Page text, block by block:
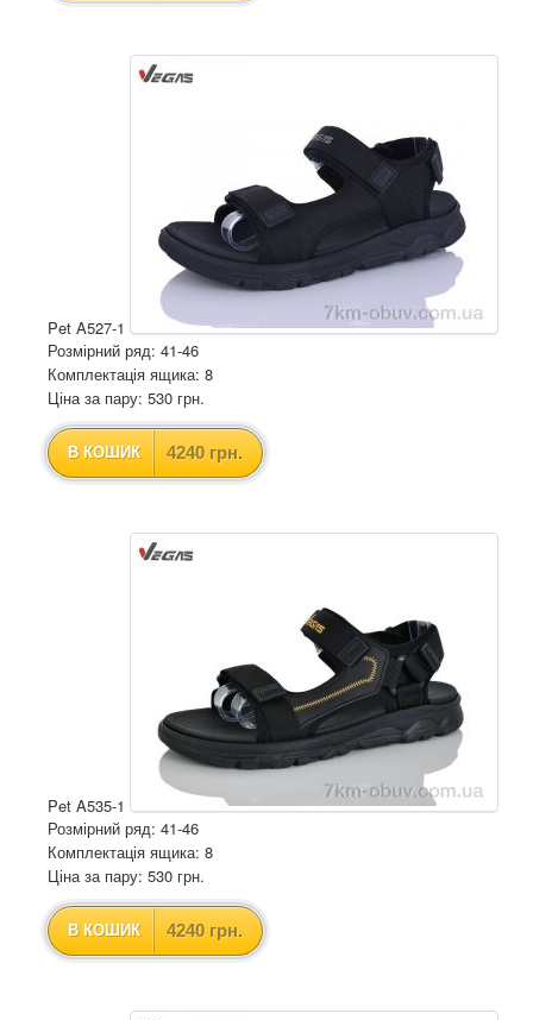
Pet A527-1
Розмірний ряд: 41-46
Комплектація ящика: 8
Ціна за пару: 530 грн.
В КОШИК 4240 грн.
Pet A535-1
Розмірний ряд: 41-46
Комплектація ящика: 8
Ціна за пару: 530 грн.
В КОШИК 4240 грн.